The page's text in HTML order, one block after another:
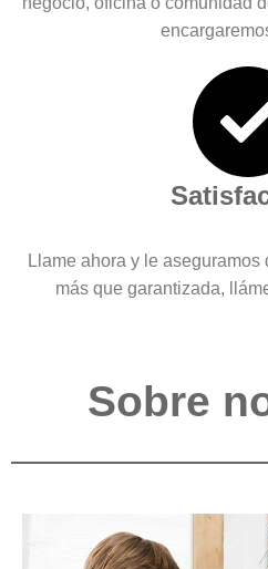
Llame ahora y le
más que garantizada,
Sobre